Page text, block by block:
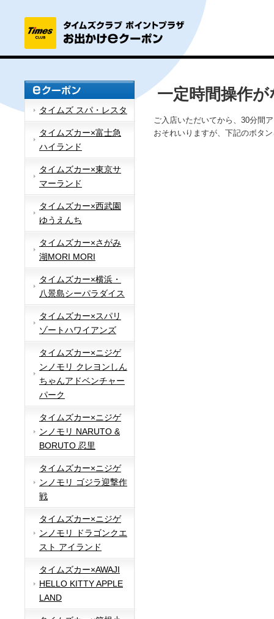
タイムズ スパ・レスタ
タイムズカー×富士急
ハイランド
タイムズカー×東京サ
マーランド
タイムズカー×西武園
ゆうえんち
タイムズカー×さがみ
湖MORI MORI
タイムズカー×横浜・
八景島シーパラダイス
タイムズカー×スパリ
ゾートハワイアンズ
タイムズカー×ニジゲ
ンノモリ クレヨンしん
ちゃんアドベンチャー
パーク
タイムズカー×ニジゲ
ンノモリ NARUTO &
BORUTO 忍里
タイムズカー×ニジゲ
ンノモリ ゴジラ迎撃作
戦
タイムズカー×ニジゲ
ンノモリ ドラゴンクエ
スト アイランド
タイムズカー×AWAJI
HELLO KITTY APPLE
LAND
一定時間操作
ご入店いただいてから、30分間
おそれいりますが、下記のボタ